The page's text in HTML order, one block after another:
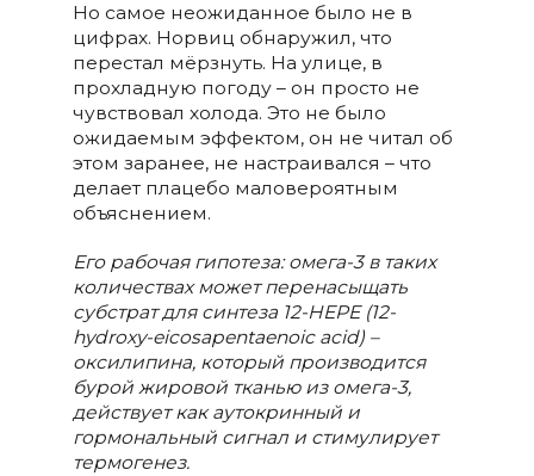
Но самое неожиданное было не в
цифрах. Норвиц обнаружил, что
перестал мёрзнуть. На улице, в
прохладную погоду – он просто не
чувствовал холода. Это не было
ожидаемым эффектом, он не читал об
этом заранее, не настраивался – что
делает плацебо маловероятным
объяснением.
Его рабочая гипотеза: омега-3 в таких
количествах может перенасыщать
субстрат для синтеза 12-HEPE (12-
hydroxy-eicosapentaenoic acid) –
оксилипина, который производится
бурой жировой тканью из омега-3,
действует как аутокринный и
гормональный сигнал и стимулирует
термогенез.